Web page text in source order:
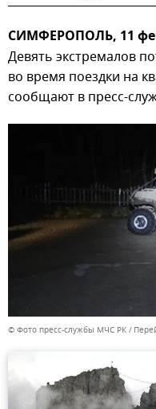
СИМФЕРОПОЛЬ, 11
Девять экстремалов
во время поездки на
сообщают в пресс-
© Фото пресс-службы МЧС РК